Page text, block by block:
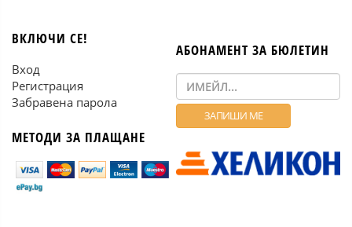
ВКЛЮЧИ СЕ!
Вход
Регистрация
Забравена парола
МЕТОДИ ЗА ПЛАЩАНЕ
АБОНАМЕНТ ЗА БЮЛЕТИН